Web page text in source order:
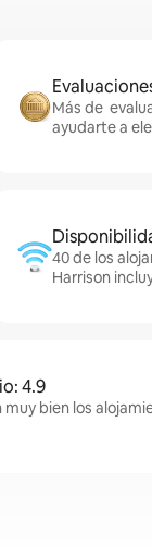
Más de
ayudarte a
40 de los
Harrison
4.9
bien los